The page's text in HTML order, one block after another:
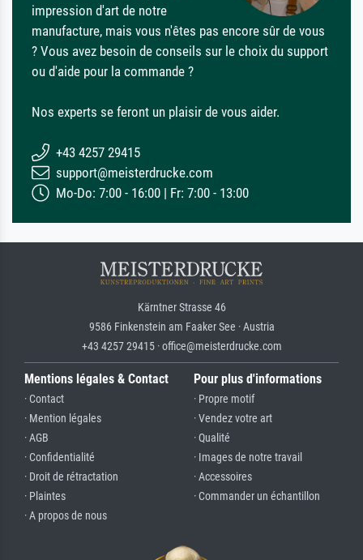
impression d'art de notre
manufacture, mais vous n'êtes pas encore sûr de vous
? Vous avez besoin de conseils sur le choix du support
ou d'aide pour la commande ?
Nos experts se feront un plaisir de vous aider.
+43 4257 29415
support@meisterdrucke.com
Mo-Do: 7:00 - 16:00 | Fr: 7:00 - 13:00
Kärntner Strasse 46
9586 Finkenstein am Faaker See · Austria
+43 4257 29415 · office@meisterdrucke.com
Mentions légales & Contact
· Contact
· Mention légales
· AGB
· Confidentialité
· Droit de rétractation
· Plaintes
· A propos de nous
Pour plus d'informations
· Propre motif
· Vendez votre art
· Qualité
· Images de notre travail
· Accessoires
· Commander un échantillon